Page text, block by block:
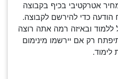
אטרקטיבי בכיף בקבוצה
כדי להירשם לקבוצה.
ללמוד ובאיזה רמה אתה רוצה
רק אם יירשמו מינימום
לימוד.